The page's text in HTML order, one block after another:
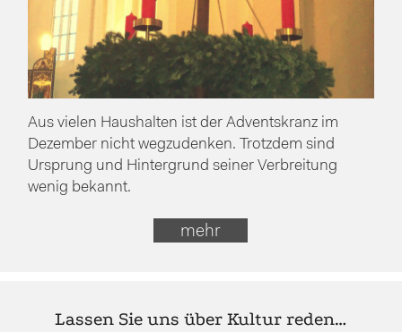
Aus vielen Haushalten ist der Adventskranz im
Dezember nicht wegzudenken. Trotzdem sind
Ursprung und Hintergrund seiner Verbreitung
wenig bekannt.
mehr
Lassen Sie uns über Kultur reden…